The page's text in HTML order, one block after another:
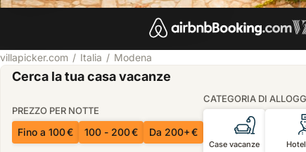
villapicker.com Italia Modena
Cerca la tua casa vacanze
PREZZO PER NOTTE
Fino a 100 € 100 - 200 € Da 200+ €
CATEGORIA DI
Case vacanze Hotel